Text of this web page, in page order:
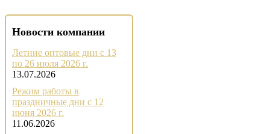
Новости компании
Летние оптовые дни с 13
по 26 июля 2026 г.
13.07.2026
Режим работы в
праздничные дни с 12
июня 2026 г.
11.06.2026